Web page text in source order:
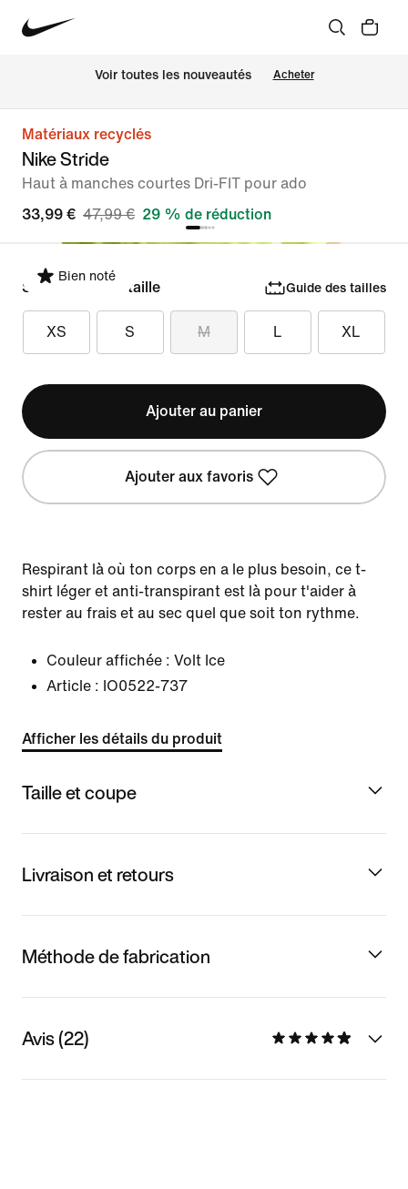
Voir toutes les nouveautés Acheter
Matériaux recyclés
Nike Stride
Haut à manches courtes Dri-FIT pour ado
33,99 € 47,99 € 29 % de réduction
Bien noté
Sélectionner la taille Guide des tailles
XS S M L XL
Ajouter au panier
Ajouter aux favoris
Respirant là où ton corps en a le plus besoin, ce t-
shirt léger et anti-transpirant est là pour t'aider à
rester au frais et au sec quel que soit ton rythme.
Couleur affichée : Volt Ice
Article : IO0522-737
Afficher les détails du produit
Taille et coupe
Livraison et retours
Méthode de fabrication
Avis (22)